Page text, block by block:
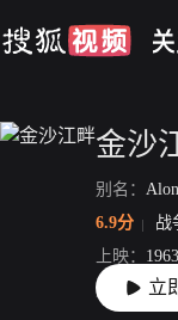
金沙
别名：
6.9分
战
上映： 1963
片长： 94
立